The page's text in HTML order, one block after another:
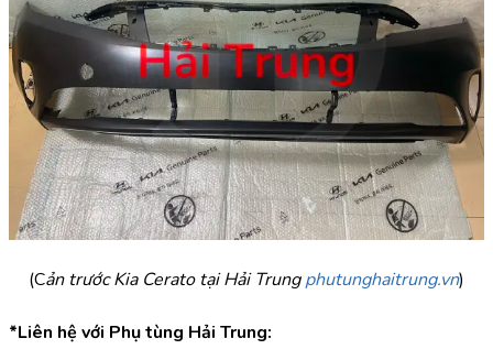
(Cản trước Kia Cerato tại Hải Trung phutunghaitrung.vn)
*Liên hệ với Phụ tùng Hải Trung: